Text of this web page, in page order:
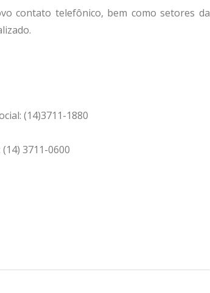
contato telefônico, bem como setores da
(14)3711-1880
3711-0600